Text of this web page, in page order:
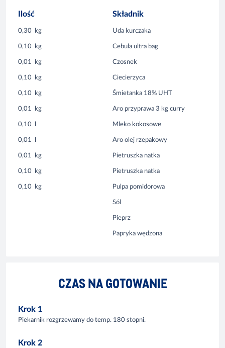
Ilość Składnik
0,30 kg Uda kurczaka
0,10 kg Cebula ultra bag
0,01 kg Czosnek
0,10 kg Ciecierzyca
0,10 kg Śmietanka 18% UHT
0,01 kg Aro przyprawa 3 kg curry
0,10 Mleko kokosowe
0,01 Aro olej rzepakowy
0,01 kg Pietruszka natka
0,10 kg Pietruszka natka
0,10 kg Pulpa pomidorowa
Sól
Pieprz
Papryka wędzona
CZAS NA GOTOWANIE
Krok 1
Piekarnik rozgrzewamy do temp. 180 stopni.
Krok 2